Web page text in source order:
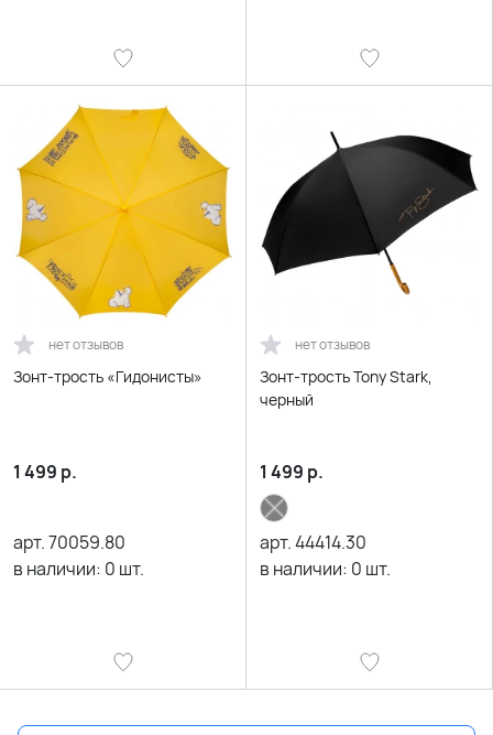
нет отзывов
Зонт-трость «Гидонисты»
1 499 р.
арт.70059.80
в наличии: 0 шт.
нет отзывов
Зонт-трость Tony Stark,
черный
1 499 р.
арт.44414.30
в наличии: 0 шт.